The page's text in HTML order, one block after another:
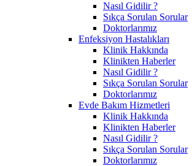
Nasıl Gidilir ?
Sıkça Sorulan Sorular
Doktorlarımız
Enfeksiyon Hastalıkları
Klinik Hakkında
Klinikten Haberler
Nasıl Gidilir ?
Sıkça Sorulan Sorular
Doktorlarımız
Evde Bakım Hizmetleri
Klinik Hakkında
Klinikten Haberler
Nasıl Gidilir ?
Sıkça Sorulan Sorular
Doktorlarımız